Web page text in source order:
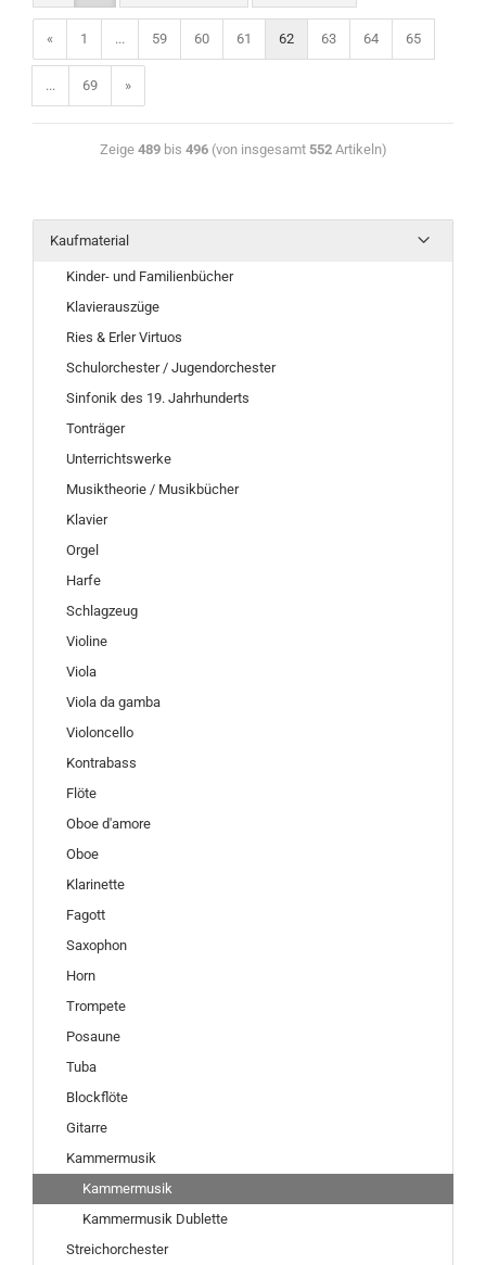
« 1 ... 59 60 61 62 63 64 65
... 69 »
Zeige 489bis 496(von insgesamt 552Artikeln)
Kaufmaterial
Kinder- und Familienbücher
Klavierauszüge
Ries & Erler Virtuos
Schulorchester / Jugendorchester
Sinfonik des 19. Jahrhunderts
Tonträger
Unterrichtswerke
Musiktheorie / Musikbücher
Klavier
Orgel
Harfe
Schlagzeug
Violine
Viola
Viola da gamba
Violoncello
Kontrabass
Flöte
Oboe d'amore
Oboe
Klarinette
Fagott
Saxophon
Horn
Trompete
Posaune
Tuba
Blockflöte
Gitarre
Kammermusik
Kammermusik
Kammermusik Dublette
Streichorchester